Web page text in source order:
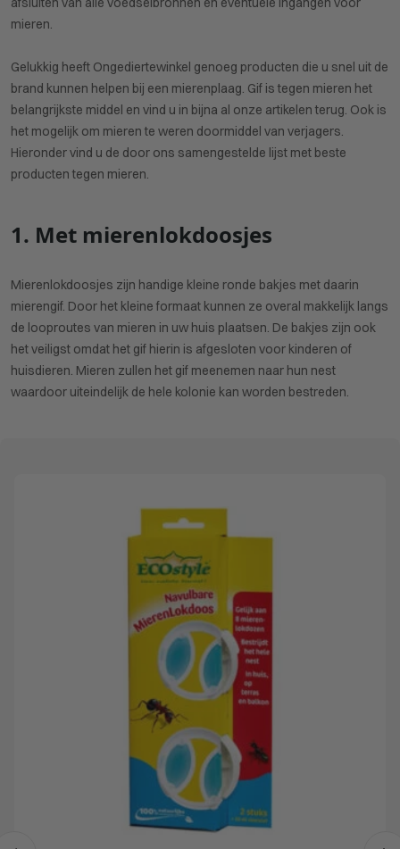
mieren.
Gelukkig heeft Ongediertewinkel genoeg producten die u snel uit de
brand kunnen helpen bij een mierenplaag. Gif is tegen mieren het
belangrijkste middel en vind u in bijna al onze artikelen terug. Ook is
het mogelijk om mieren te weren doormiddel van verjagers.
Hieronder vind u de door ons samengestelde lijst met beste
producten tegen mieren.
1. Met mierenlokdoosjes
Mierenlokdoosjes zijn handige kleine ronde bakjes met daarin
mierengif. Door het kleine formaat kunnen ze overal makkelijk langs
de looproutes van mieren in uw huis plaatsen. De bakjes zijn ook
het veiligst omdat het gif hierin is afgesloten voor kinderen of
huisdieren. Mieren zullen het gif meenemen naar hun nest
waardoor uiteindelijk de hele kolonie kan worden bestreden.